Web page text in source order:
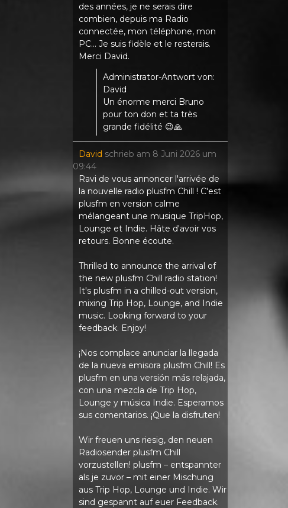
des années, je ne serais dire
combien, depuis ma Radio
connectée, mon téléphone, mon
PC... Je suis fidèle et le resterais.
Merci David.
Administrator-Antwort von:
David
Un énorme merci Bruno
pour ton don et ta très
grande fidélité 😉🙏
David schrieb am 8 Juni 2026 um
09:44
Ravi de vous annoncer l'arrivée de
la nouvelle radio plusfm Chill ! C'est
plusfm en version calme
mélangeant une musique TripHop,
Lounge et Indie. Hâte d'avoir vos
retours. Bonne écoute.
Thrilled to announce the arrival of
the new plusfm Chill radio station!
It's plusfm in a chilled-out version,
mixing Trip Hop, Lounge, and Indie
music. Looking forward to your
feedback. Enjoy!
¡Nos complace anunciar la llegada
de la nueva emisora ​​plusfm Chill! Es
plusfm en una versión más relajada,
con una mezcla de Trip Hop,
Lounge y música Indie. Esperamos
sus comentarios. ¡Que la disfruten!
Wir freuen uns riesig, den neuen
Radiosender plusfm Chill
vorzustellen! plusfm – entspannter
als je zuvor – mit einer Mischung
aus Trip Hop, Lounge und Indie. Wir
sind gespannt auf euer Feedback.